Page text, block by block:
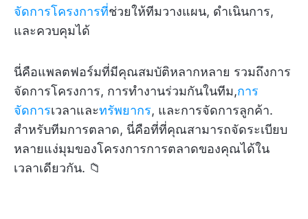
จัดการโครงการที่ช่วยให้ทีมวางแผน, ดำเนินการ,
และควบคุมได้
นี่คือแพลตฟอร์มที่มีคุณสมบัติหลากหลาย รวมถึงการ
จัดการโครงการ, การทำงานร่วมกันในทีม,การ
จัดการเวลาและทรัพยากร, และการจัดการลูกค้า.
สำหรับทีมการตลาด, นี่คือที่ที่คุณสามารถจัดระเบียบ
หลายแง่มุมของโครงการการตลาดของคุณได้ใน
เวลาเดียวกัน. 📁